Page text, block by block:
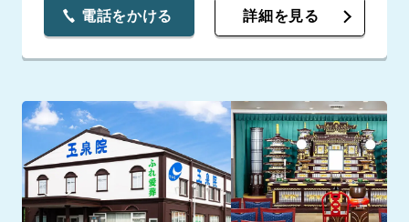
電話をかける 詳細を見る